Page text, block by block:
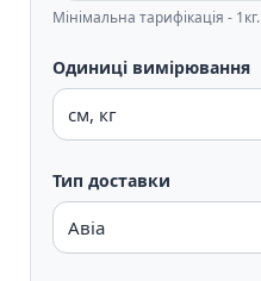
Мінімальна тарифікація - 1кг.
Одиниці вимірювання
Тип доставки